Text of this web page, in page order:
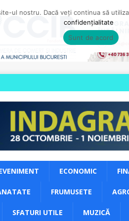
ECONOMIC
FRUMUSETE
SFATURI UTILE MUZICĂ
ul nostru. Dacă veți continua să
confidențialitate
Sunt de acord